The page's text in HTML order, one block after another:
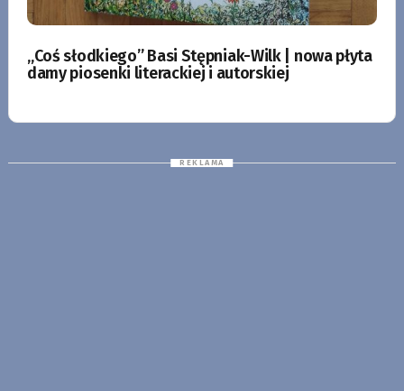
„Coś słodkiego” Basi Stępniak-Wilk | nowa płyta
damy piosenki literackiej i autorskiej